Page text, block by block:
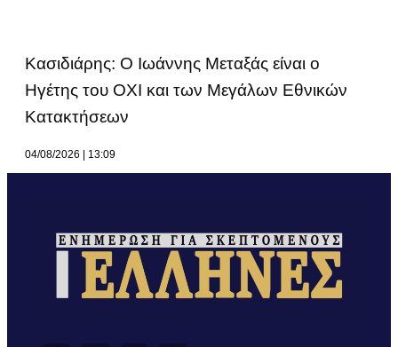
Κασιδιάρης: Ο Ιωάννης Μεταξάς είναι ο
Ηγέτης του ΟΧΙ και των Μεγάλων Εθνικών
Κατακτήσεων
04/08/2026 13:09